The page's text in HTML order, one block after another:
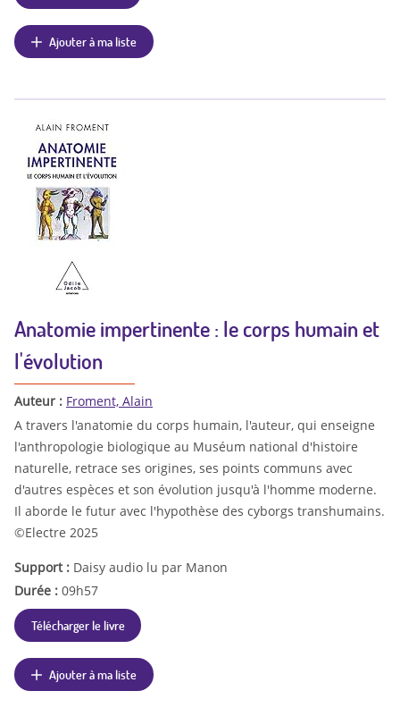
Ajouter à ma liste
Anatomie impertinente : le corps humain et
l'évolution
Auteur : Froment, Alain
A travers l'anatomie du corps humain, l'auteur, qui enseigne
l'anthropologie biologique au Muséum national d'histoire
naturelle, retrace ses origines, ses points communs avec
d'autres espèces et son évolution jusqu'à l'homme moderne.
Il aborde le futur avec l'hypothèse des cyborgs transhumains.
©Electre 2025
Support : Daisy audio lu par Manon
Durée : 09h57
Télécharger le livre
Ajouter à ma liste